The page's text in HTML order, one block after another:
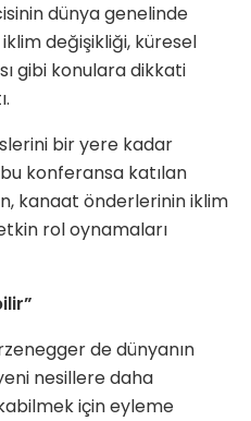
dünya genelinde
değişikliği, küresel
gibi konulara dikkati
bir yere kadar
konferansa katılan
kanaat önderlerinin iklim
rol oynamaları
de dünyanın
nesillere daha
için eyleme